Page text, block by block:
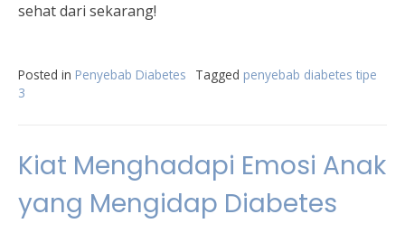
sehat dari sekarang!
Posted in Penyebab Diabetes Tagged penyebab diabetes tipe
3
Kiat Menghadapi Emosi Anak
yang Mengidap Diabetes